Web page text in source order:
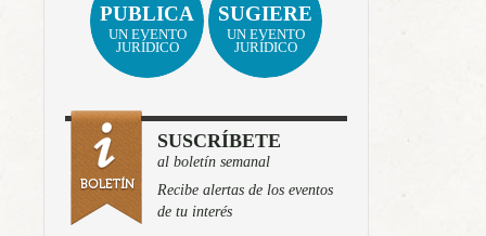
PUBLICA
UN EVENTO
JURÍDICO
SUGIERE
UN EVENTO
JURÍDICO
SUSCRÍBETE
al boletín semanal
Recibe alertas de los eventos
de tu interés